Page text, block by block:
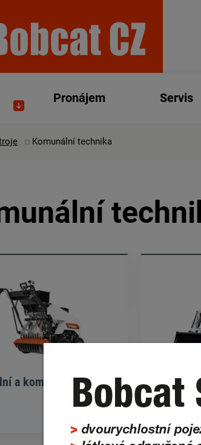
Pronájem Servis
Komunální technika
a komunální technika